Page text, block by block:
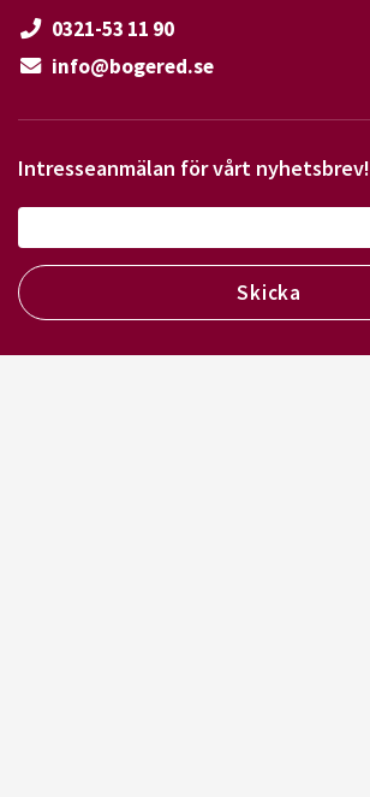
0321-53 11 90
info@bogered.se
Intresseanmälan för vårt nyhetsbrev!